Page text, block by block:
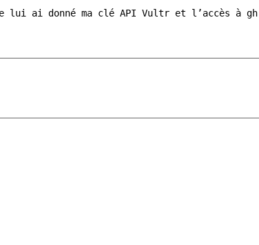
lui ai donné ma clé API Vultr et l’accès à gh